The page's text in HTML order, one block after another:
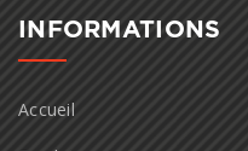
INFORMATIONS
Accueil